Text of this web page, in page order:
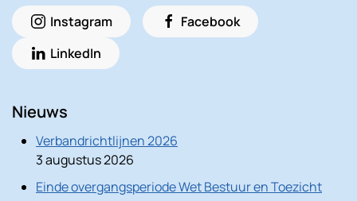
Instagram
Facebook
LinkedIn
Nieuws
Verbandrichtlijnen 2026
3 augustus 2026
Einde overgangsperiode Wet Bestuur en Toezicht